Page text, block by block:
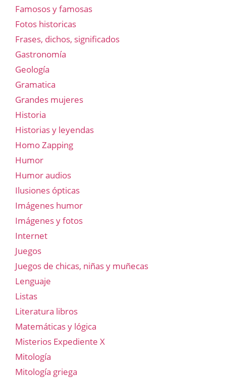
Famosos y famosas
Fotos historicas
Frases, dichos, significados
Gastronomía
Geología
Gramatica
Grandes mujeres
Historia
Historias y leyendas
Homo Zapping
Humor
Humor audios
Ilusiones ópticas
Imágenes humor
Imágenes y fotos
Internet
Juegos
Juegos de chicas, niñas y muñecas
Lenguaje
Listas
Literatura libros
Matemáticas y lógica
Misterios Expediente X
Mitología
Mitología griega